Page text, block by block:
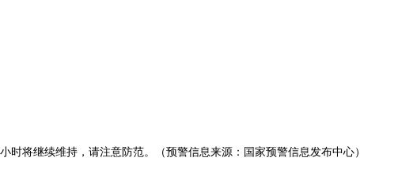
将继续维持，请注意防范。（预警信息来源：国家预警信息发布中心）